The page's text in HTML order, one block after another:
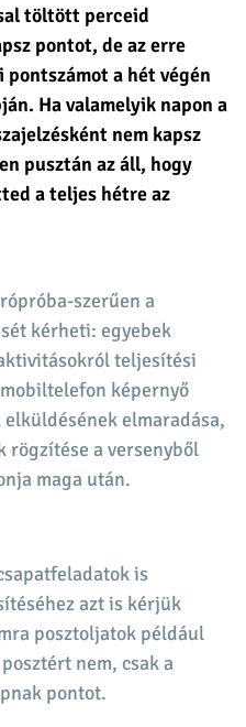
töltött perceid
pontot, de az erre
pontszámot a hét végén
Ha valamelyik napon a
nem kapsz
pusztán az áll, hogy
a teljes hétre az
szerűen a
kérheti: egyebek
teljesítési
képernyő
elmaradása,
rögzítése a versenyből
maga után.
is
azt is kérjük
posztoljatok például
nem, csak a
pontot.